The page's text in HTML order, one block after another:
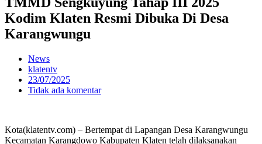
Kodim Klaten Resmi Dibuka Di Desa
Karangwungu
News
klatentv
23/07/2025
Tidak ada komentar
Kota(klatentv.com) – Bertempat di Lapangan Desa Karangwungu
Kecamatan Karangdowo Kabupaten Klaten telah dilaksanakan